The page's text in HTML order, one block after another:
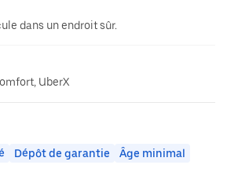
dans un endroit sûr.
UberX
Dépôt de garantie Âge minimal